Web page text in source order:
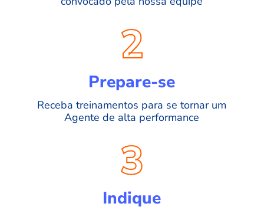
2
Prepare-se
Receba treinamentos para se tornar um
Agente de alta performance
3
Indique